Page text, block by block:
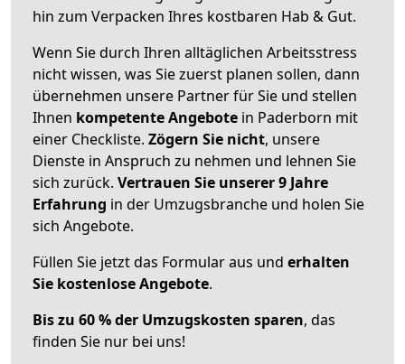
hin zum Verpacken Ihres kostbaren Hab & Gut.
Wenn Sie durch Ihren alltäglichen Arbeitsstress
nicht wissen, was Sie zuerst planen sollen, dann
übernehmen unsere Partner für Sie und stellen
Ihnen kompetente Angebote in Paderborn mit
einer Checkliste. Zögern Sie nicht, unsere
Dienste in Anspruch zu nehmen und lehnen Sie
sich zurück. Vertrauen Sie unserer 9 Jahre
Erfahrung in der Umzugsbranche und holen Sie
sich Angebote.
Füllen Sie jetzt das Formular aus und erhalten
Sie kostenlose Angebote.
Bis zu 60 % der Umzugskosten sparen, das
finden Sie nur bei uns!